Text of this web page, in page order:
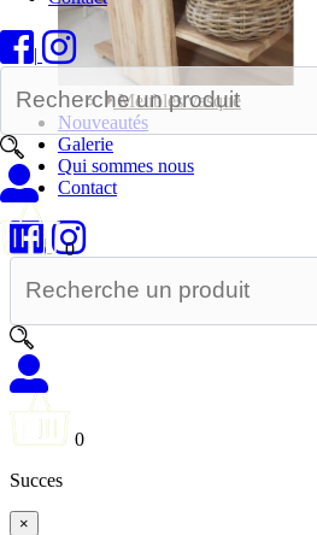
|
0
Meubles vasque
Nouveautés
Galerie
Qui sommes nous
Contact
|
0
Succes
×